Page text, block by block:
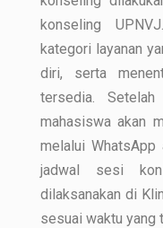
konseling
kategori layanan
diri, serta
tersedia.
mahasiswa akan
melalui WhatsApp
jadwal sesi
dilaksanakan di
sesuai waktu yang